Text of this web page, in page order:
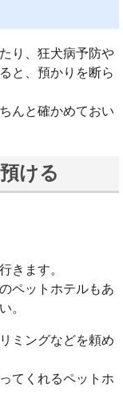
り、狂犬病予防や
と、預かりを断ら
んと確かめておい
ける
きます。
ペットホテルもあ
。
ミングなどを頼め
てくれるペットホ